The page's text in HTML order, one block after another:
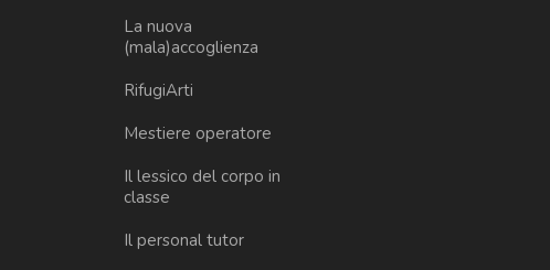
La nuova
(mala)accoglienza
RifugiArti
Mestiere operatore
Il lessico del corpo in
classe
Il personal tutor